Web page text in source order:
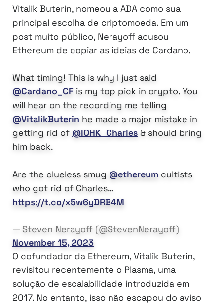
Vitalik Buterin, nomeou a ADA como sua
principal escolha de criptomoeda. Em um
post muito público, Nerayoff acusou
Ethereum de copiar as ideias de Cardano.
What timing! This is why I just said
@Cardano_CF is my top pick in crypto. You
will hear on the recording me telling
@VitalikButerin he made a major mistake in
getting rid of @IOHK_Charles & should bring
him back.
Are the clueless smug @ethereum cultists
who got rid of Charles…
https://t.co/x5w6yDRB4M
— Steven Nerayoff (@StevenNerayoff)
November 15, 2023
O cofundador da Ethereum, Vitalik Buterin,
revisitou recentemente o Plasma, uma
solução de escalabilidade introduzida em
2017. No entanto, isso não escapou do aviso